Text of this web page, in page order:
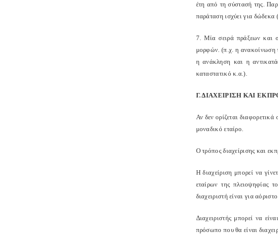
έτη από τη σύστασή της.
παράταση ισχύει για
7. Μία σειρά πράξεων και
μορφών. (π.χ. η ανακοίνωση
η ανάκληση και η
καταστατικό κ.α.).
Γ. ΔΙΑΧΕΙΡΙΣΗ ΚΑΙ
Αν δεν ορίζεται
μοναδικό εταίρο.
Ο τρόπος διαχείρισης και
Η διαχείριση μπορεί να
εταίρων της πλειοψηφίας
διαχειριστή είναι για
Διαχειριστής μπορεί να
πρόσωπο που θα είναι